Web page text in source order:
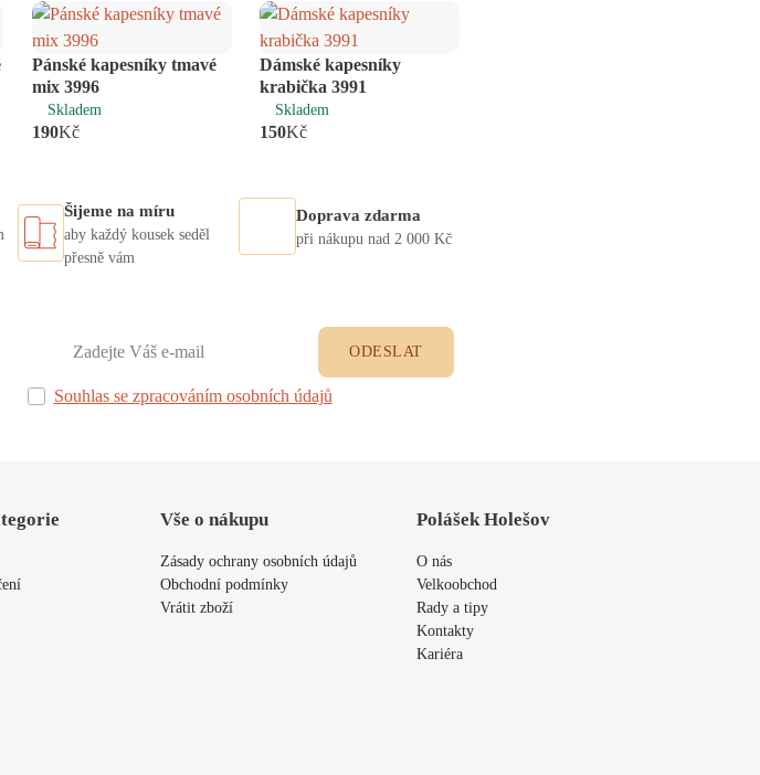
Pánské kapesníky tmavé
mix 3996
Skladem
190Kč
ks
Dámské kapesníky
krabička 3991
Skladem
150Kč
Šijeme na míru
aby každý kousek seděl
přesně vám
Doprava zdarma
při nákupu nad 2 000 Kč
Souhlas se zpracováním osobních údajů
ODESLAT
Vše o nákupu
Zásady ochrany osobních údajů
Obchodní podmínky
Vrátit zboží
Polášek Holešov
O nás
Velkoobchod
Rady a tipy
Kontakty
Kariéra